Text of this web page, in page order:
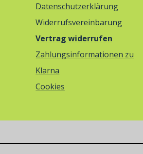
Datenschutzerklärung
Widerrufsvereinbarung
Vertrag widerrufen
Zahlungsinformationen zu
Klarna
Cookies